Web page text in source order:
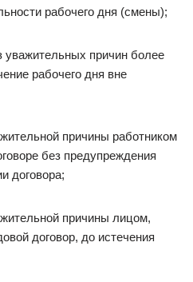
рабочего дня (смены);
уважительных причин более
рабочего дня вне
причины работником
без предупреждения
договора;
причины лицом,
договор, до истечения